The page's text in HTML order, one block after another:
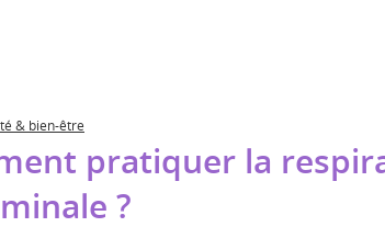
& bien-être
pratiquer la
?